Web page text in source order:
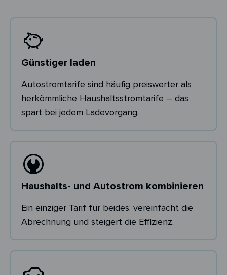
Günstiger laden
Autostromtarife sind häufig preiswerter als
herkömmliche Haushaltsstromtarife – das
spart bei jedem Ladevorgang.
Haushalts- und Autostrom kombinieren
Ein einziger Tarif für beides: vereinfacht die
Abrechnung und steigert die Effizienz.